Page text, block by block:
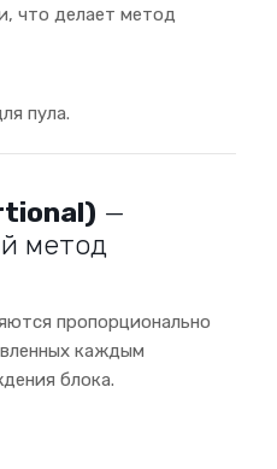
что делает метод
пула.
—
метод
пропорционально
каждым
блока.